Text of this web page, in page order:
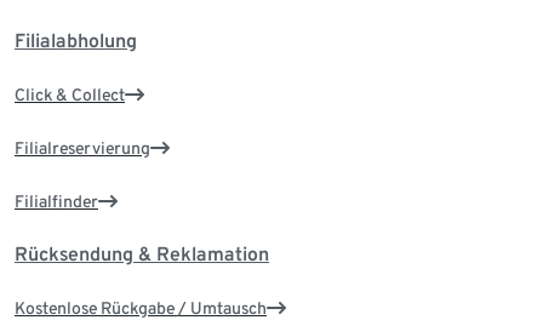
Filialabholung
Click & Collect
Filialreservierung
Filialfinder
Rücksendung & Reklamation
Kostenlose Rückgabe / Umtausch